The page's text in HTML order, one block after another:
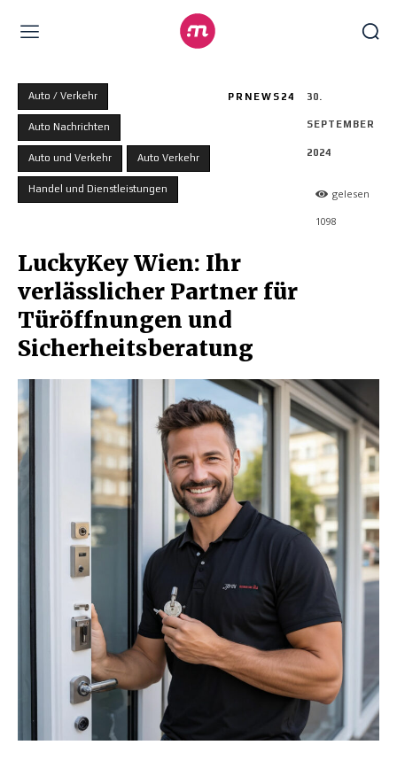
Auto / Verkehr
Auto Nachrichten
Auto und Verkehr Auto Verkehr
Handel und Dienstleistungen
PRNEWS24 30.
SEPTEMBER
2024
gelesen
1098
LuckyKey Wien: Ihr
verlässlicher Partner für
Türöffnungen und
Sicherheitsberatung